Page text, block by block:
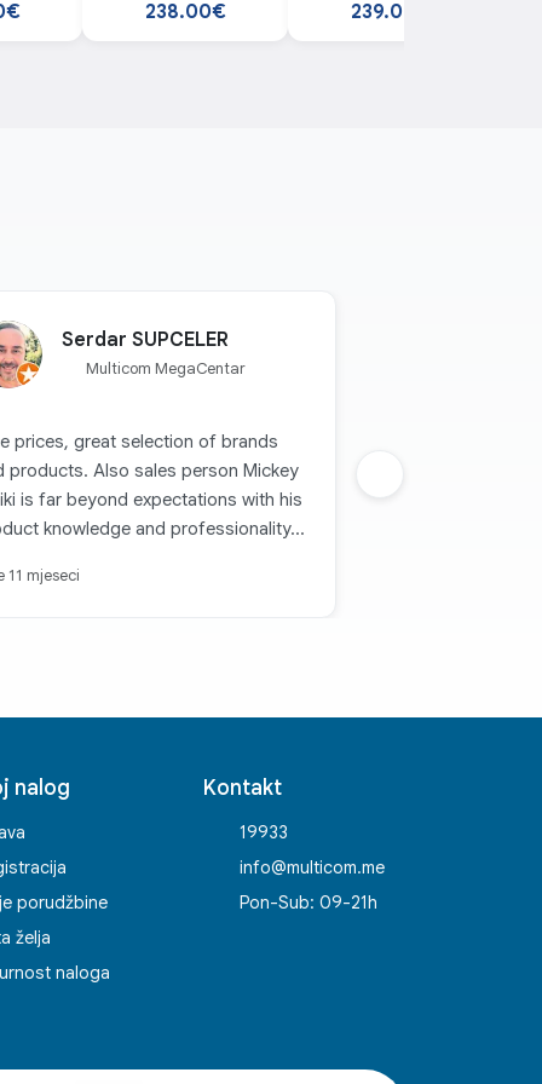
tablet
128GB Silver tablet
238.00€
Graphite Grey
239.00€
Serdar SUPCELER
Multicom MegaCentar
prices, great selection of brands
products. Also sales person Mickey
is far beyond expectations with his
knowledge and professionality...
11 mjeseci
nalog
porudžbine
želja
naloga
Kontakt
19933
info@multicom.me
Pon-Sub: 09-21h